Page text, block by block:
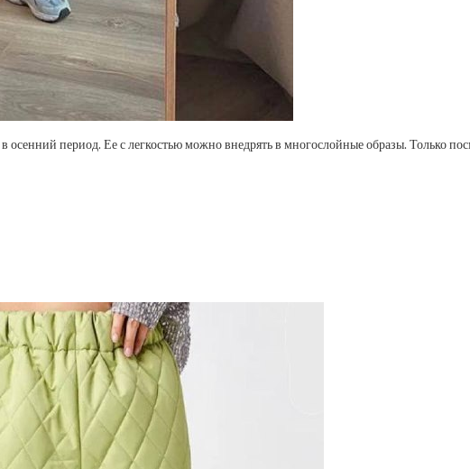
осенний период. Ее с легкостью можно внедрять в многослойные образы. Только